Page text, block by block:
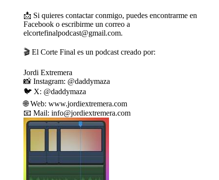
📩 Si quieres contactar conmigo, puedes encontrarme en
Facebook o escribirme un correo a
elcortefinalpodcast@gmail.com.
🎬 El Corte Final es un podcast creado por:
Jordi Extremera
📸 Instagram: @daddymaza
🐦 X: @daddymaza
🌐 Web: www.jordiextremera.com
📧 Mail: info@jordiextremera.com